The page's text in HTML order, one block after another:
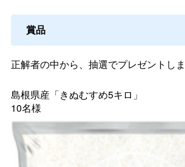
賞品
正解者の中から、抽選でプレゼントしま
島根県産「きぬむすめ5キロ」
10名様